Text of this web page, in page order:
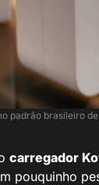
padrão brasileiro
carregador
pouquinho